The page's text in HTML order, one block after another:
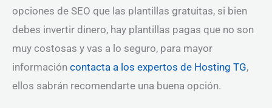
opciones de SEO que las plantillas gratuitas, si bien
debes invertir dinero, hay plantillas pagas que no son
muy costosas y vas a lo seguro, para mayor
información contacta a los expertos de Hosting TG,
ellos sabrán recomendarte una buena opción.